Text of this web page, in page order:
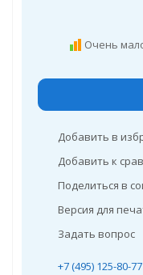
Очень
Добавить в
Добавить к
Поделиться в
Версия для
Задать вопрос
+7 (495) 125-80-77